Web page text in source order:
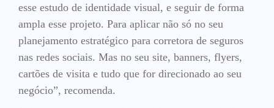
esse estudo de identidade visual, e seguir de forma
ampla esse projeto. Para aplicar não só no seu
planejamento estratégico para corretora de seguros
nas redes sociais. Mas no seu site, banners, flyers,
cartões de visita e tudo que for direcionado ao seu
negócio”, recomenda.